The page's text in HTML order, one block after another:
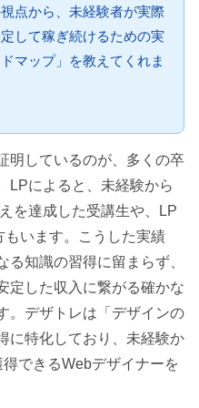
点から、未経験者が実際
して稼ぎ続けるための実
マップ」を教えてくれま
明しているのが、多くの卒
LPによると、未経験から
を達成した受講生や、LP
います。こうした実績
知識の習得に留まらず、
定した収入に繋がる確かな
。 デザトレは「デザインの
に特化しており、未経験か
できるWebデザイナーを